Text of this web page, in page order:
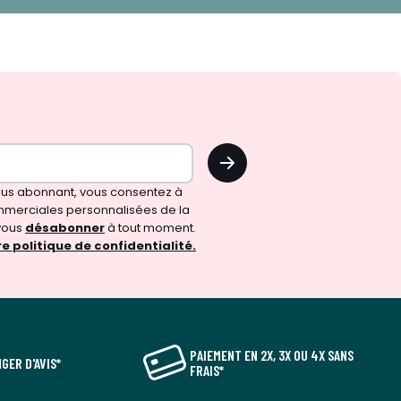
OK
abonnant, vous consentez à
personnalisées de la
désabonnerà tout moment.
politique de confidentialité.
D'AVIS*
PAIEMENT EN 2X, 3X OU 4X SANS
FRAIS*